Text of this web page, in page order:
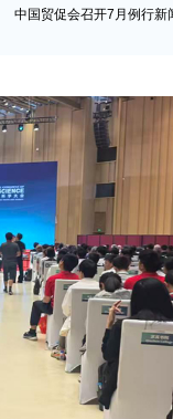
中国贸促会召开7月例行新